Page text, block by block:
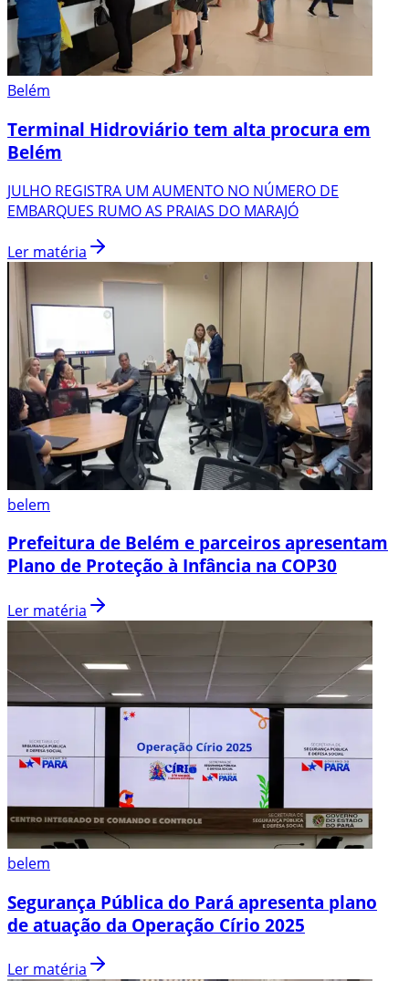
Belém
Terminal Hidroviário tem alta procura em
Belém
JULHO REGISTRA UM AUMENTO NO NÚMERO DE
EMBARQUES RUMO AS PRAIAS DO MARAJÓ
Ler matéria
belem
Prefeitura de Belém e parceiros apresentam
Plano de Proteção à Infância na COP30
Ler matéria
belem
Segurança Pública do Pará apresenta plano
de atuação da Operação Círio 2025
Ler matéria